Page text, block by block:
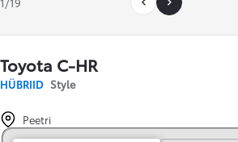
Toyota C-HR
HÜBRIID Style
Peetri